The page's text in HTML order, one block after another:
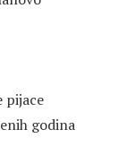
pijace
godina